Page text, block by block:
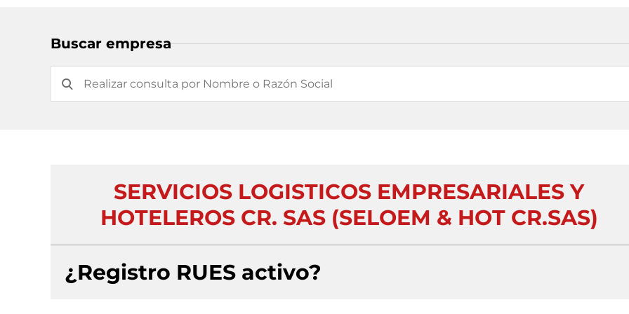
Buscar empresa
SERVICIOS LOGISTICOS EMPRESARIALES Y
HOTELEROS CR. SAS (SELOEM & HOT CR.SAS)
¿Registro RUES activo?